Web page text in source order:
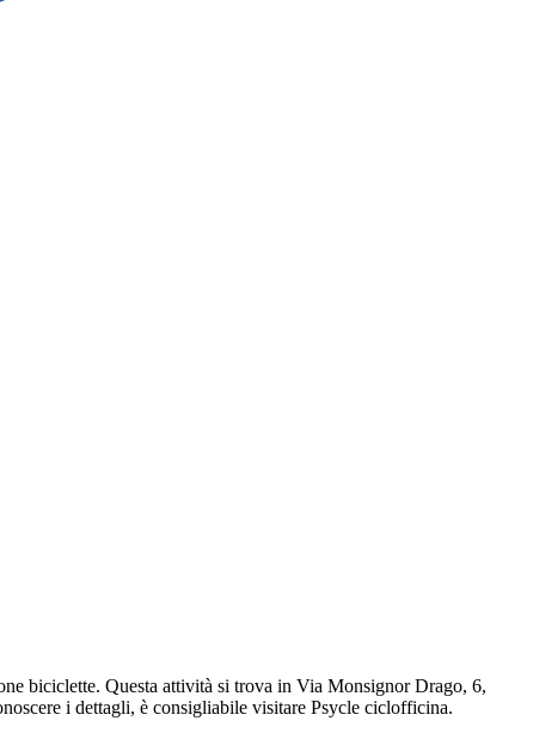
biciclette. Questa attività si trova in Via Monsignor Drago, 6,
i dettagli, è consigliabile visitare Psycle ciclofficina.